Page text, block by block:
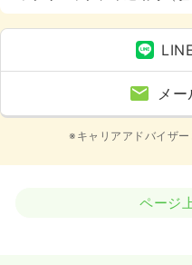
メー
※キャリアアドバイザ
ページ